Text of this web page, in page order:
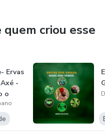
natureza;
criou esse
Ervas
-
o